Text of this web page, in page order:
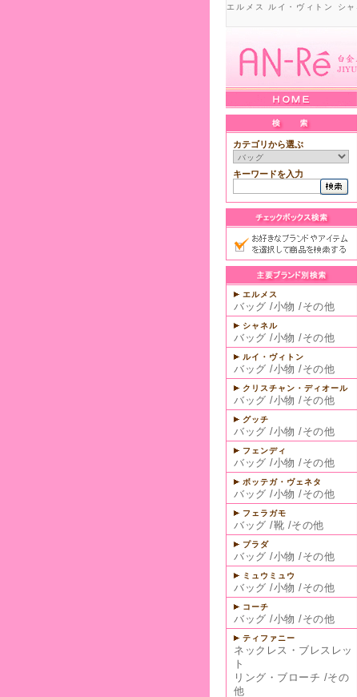
エルメス ルイ・ヴィトン シ
カテゴリから選ぶ
キーワードを入力
エルメス
バッグ /小物 /その他
シャネル
バッグ /小物 /その他
ルイ・ヴィトン
バッグ /小物 /その他
クリスチャン・ディオール
バッグ /小物 /その他
グッチ
バッグ /小物 /その他
フェンディ
バッグ /小物 /その他
ボッテガ・ヴェネタ
バッグ /小物 /その他
フェラガモ
バッグ /靴 /その他
プラダ
バッグ /小物 /その他
ミュウミュウ
バッグ /小物 /その他
コーチ
バッグ /小物 /その他
ティファニー
ネックレス・ブレスレッ
ト
リング・ブローチ /その
他